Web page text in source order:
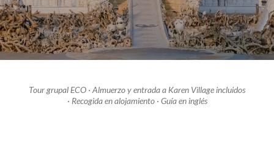
Tour grupal ECO · Almuerzo y entrada a Karen Village incluidos
· Recogida en alojamiento · Guía en inglés